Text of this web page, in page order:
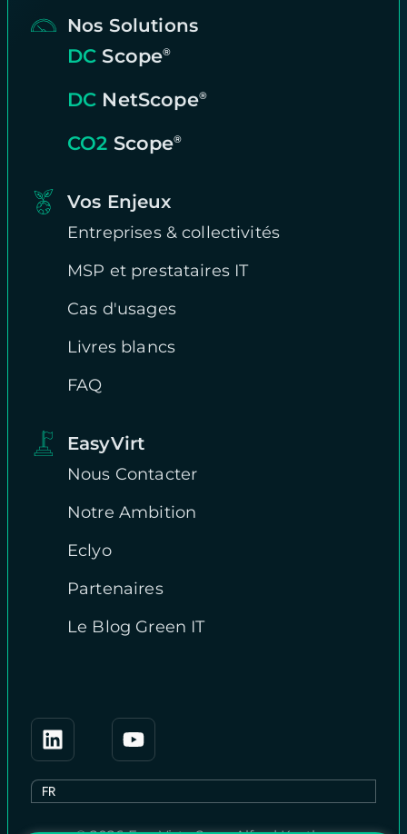
Nos Solutions
DC Scope®
DC NetScope®
CO2 Scope®
Vos Enjeux
Entreprises & collectivités
MSP et prestataires IT
Cas d'usages
Livres blancs
FAQ
EasyVirt
Nous Contacter
Notre Ambition
Eclyo
Partenaires
Le Blog Green IT
FR
EN